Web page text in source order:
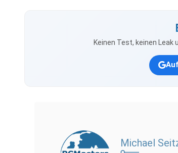
Keinen Test, keinen Leak
Michael